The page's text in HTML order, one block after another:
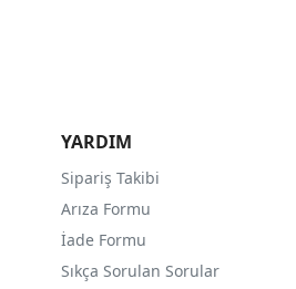
YARDIM
Sipariş Takibi
Arıza Formu
İade Formu
Sıkça Sorulan Sorular